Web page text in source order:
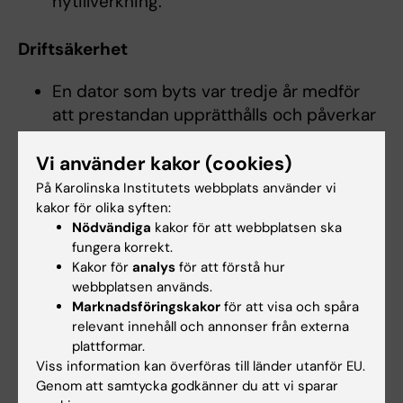
Driftsäkerhet
En dator som byts var tredje år medför
att prestandan upprätthålls och påverkar
inte produktiviteten negativt som en
äldre dator kan göra.
Sannolikheten att datorn skulle gå sönder
under de första tre åren är mycket liten
och därför minskar risken radikalt för
dataförluster som annars kan medföra
stora kostnader.
I tjänsten ingår möjligheten att snabbt
byta ut en trasig dator mot en ny om
olyckan skulle vara framme. Oftast har du
en ersättningsdator redan samma dag.
Genom att definiera och certifiera ett
Vi använder kakor (cookies)
På Karolinska Institutets webbplats använder vi
kakor för olika syften:
Nödvändiga kakor för att webbplatsen ska
fungera korrekt.
Kakor för analys för att förstå hur
webbplatsen används.
Marknadsföringskakor för att visa och spåra
relevant innehåll och annonser från externa
plattformar.
Viss information kan överföras till länder utanför EU.
Genom att samtycka godkänner du att vi sparar